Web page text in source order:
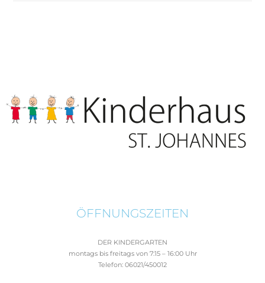
ÖFFNUNGSZEITEN
DER KINDERGARTEN
montags bis freitags von 7:15 – 16:00 Uhr
Telefon: 06021/450012